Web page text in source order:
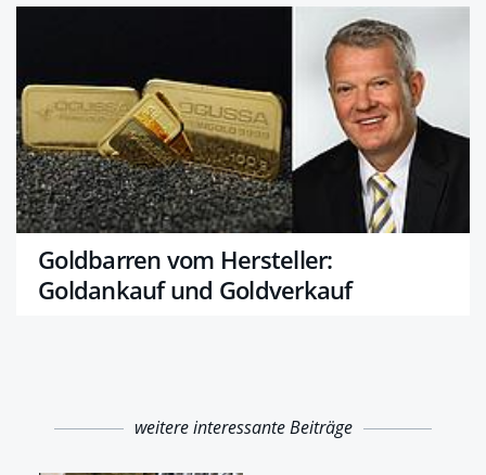
Goldbarren vom Hersteller:
Goldankauf und Goldverkauf
weitere interessante Beiträge